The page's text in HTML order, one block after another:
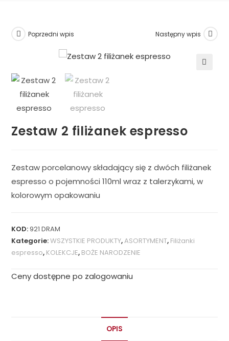
Poprzedni wpis Następny wpis
Zestaw 2 filiżanek espresso
Zestaw porcelanowy składający się z dwóch filiżanek
espresso o pojemności 110ml wraz z talerzykami, w
kolorowym opakowaniu
KOD:921 DRAM
Kategorie:WSZYSTKIE PRODUKTY,ASORTYMENT, Filiżanki
espresso, KOLEKCJE, BOŻE NARODZENIE
Ceny dostępne po zalogowaniu
OPIS